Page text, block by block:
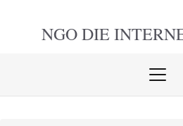
NGO DIE